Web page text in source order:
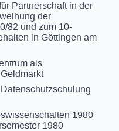
Partnerschaft in der
der
82 und zum 10-
in Göttingen am
als
1980
1980